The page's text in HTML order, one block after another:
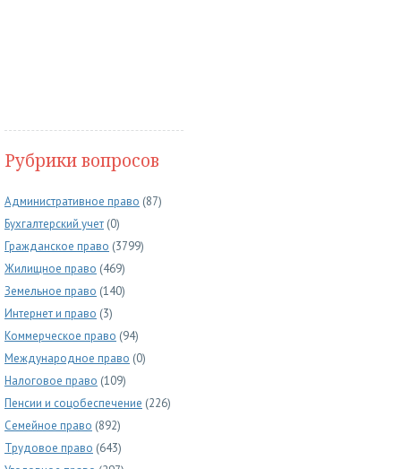
Рубрики вопросов
Административное право (87)
Бухгалтерский учет (0)
Гражданское право (3799)
Жилищное право (469)
Земельное право (140)
Интернет и право (3)
Коммерческое право (94)
Международное право (0)
Налоговое право (109)
Пенсии и соцобеспечение (226)
Семейное право (892)
Трудовое право (643)